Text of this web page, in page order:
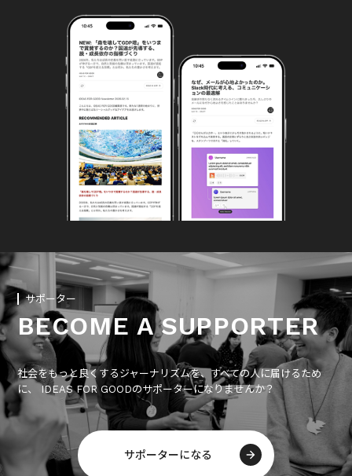
サポーター
BECOME A SUPPORTER
社会をもっと良くするジャーナリズムを、すべての人に届けるため
に、 IDEAS FOR GOODのサポーターになりませんか？
サポーターになる